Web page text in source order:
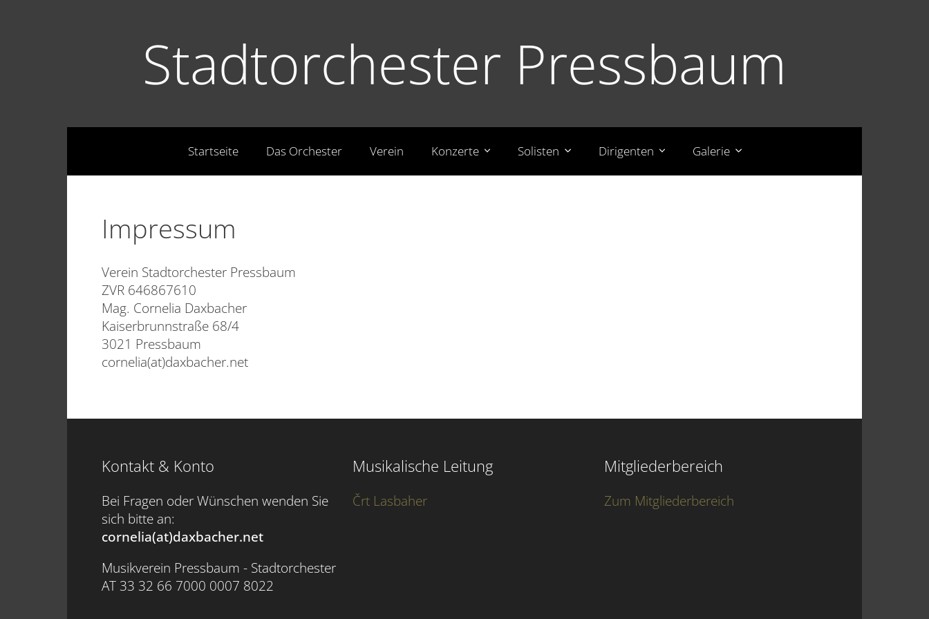
Stadtorchester Pressbaum
Startseite Das Orchester Verein Konzerte Solisten Dirigenten Galerie
Impressum
Verein Stadtorchester Pressbaum
ZVR 646867610
Mag. Cornelia Daxbacher
Kaiserbrunnstraße 68/4
3021 Pressbaum
cornelia(at)daxbacher.net
Kontakt & Konto
Bei Fragen oder Wünschen wenden Sie
sich bitte an:
cornelia(at)daxbacher.net
Musikverein Pressbaum - Stadtorchester
AT 33 32 66 7000 0007 8022
Musikalische Leitung
Črt Lasbaher
Mitgliederbereich
Zum Mitgliederbereich